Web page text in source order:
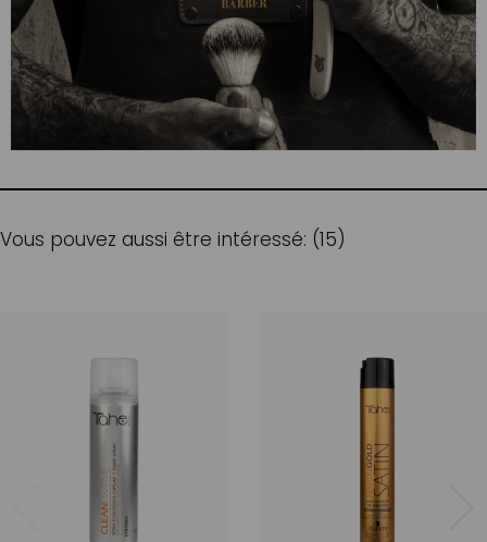
Vous pouvez aussi être intéressé: (15)